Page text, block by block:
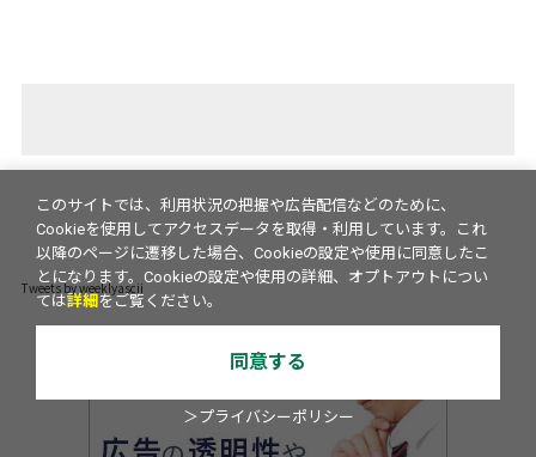
Tweets by weeklyascii
このサイトでは、利用状況の把握や広告配信などのために、
Cookieを使用してアクセスデータを取得・利用しています。これ
以降のページに遷移した場合、Cookieの設定や使用に同意したこ
とになります。Cookieの設定や使用の詳細、オプトアウトについ
ては詳細 をご覧ください。
同意する
＞プライバシーポリシー